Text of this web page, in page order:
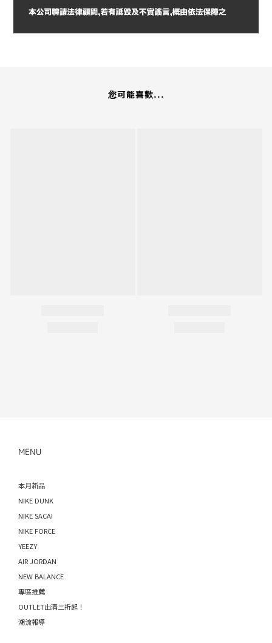
您可能喜歡...
MENU
本月新品
NIKE DUNK
NIKE SACAI
NIKE FORCE
YEEZY
AIR JORDAN
NEW BALANCE
專區推薦
OUTLET出清三折起！
潮流報導